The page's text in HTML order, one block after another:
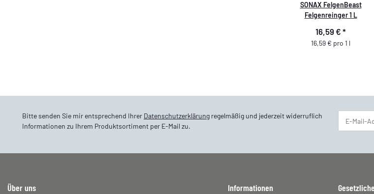
SONAX FelgenBeast
Felgenreinger 1 L
16,59 € *
16,59 € pro 1 l
Bitte senden Sie mir entsprechend Ihrer Datenschutzerklärung regelmäßig und jederzeit widerruflich
Informationen zu Ihrem Produktsortiment per E-Mail zu.
Über uns Informationen